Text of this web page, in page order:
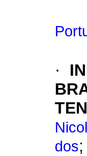
·
dos;